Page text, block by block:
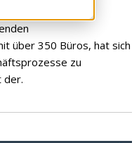
über 350 Büros, hat sich
zu
der.